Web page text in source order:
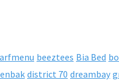
beeztees Bia Bed
district 70 dreambay